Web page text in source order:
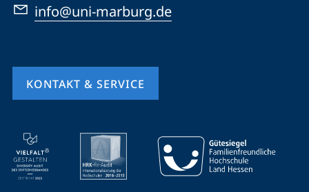
info@uni-marburg.de
KONTAKT & SERVICE
Mobile-
Service-
Navigation